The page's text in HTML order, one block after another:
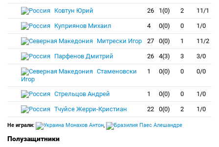
Ковтун Юрий 26 1(0) 2 11/1
Куприянов Михаил 4 0(0) 0 1/0
Митрески Игор 27 0(0) 1 11/2
Парфенов Дмитрий 26 4(3) 3 3/0
Стаменовски
Игор
1 0(0) 0 0/0
Стрельцов Андрей 1 0(0) 0 1/0
Тчуйсе Жерри-Кристиан 22 0(0) 2 1/0
Не играли: Монахов Антон, Паес Алешандре
Полузащитники